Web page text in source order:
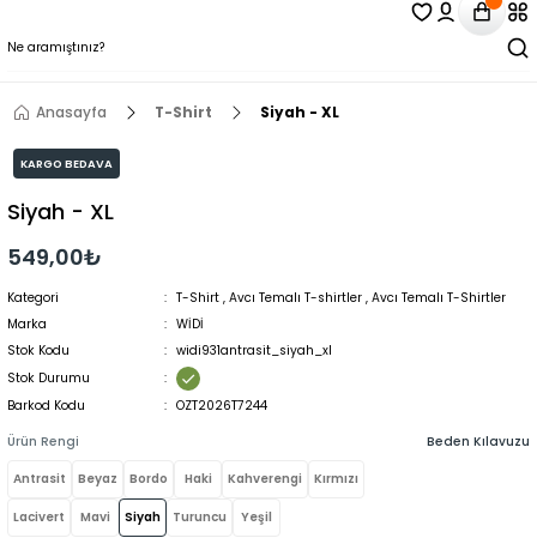
Anasayfa T-Shirt Siyah - XL
KARGO BEDAVA
Siyah - XL
549,00₺
Kategori T-Shirt , Avcı Temalı T-shirtler , Avcı Temalı T-Shirtler
Marka
WİDİ
Stok Kodu
widi931antrasit_siyah_xl
Stok Durumu
Barkod Kodu
OZT2026T7244
Ürün Rengi
Antrasit Beyaz Bordo Haki Kahverengi Kırmızı
Lacivert Mavi Siyah Turuncu Yeşil
Beden Kılavuzu